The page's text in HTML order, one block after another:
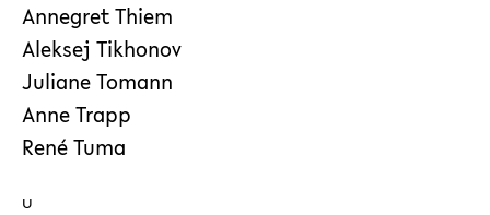
Annegret Thiem
Aleksej Tikhonov
Juliane Tomann
Anne Trapp
René Tuma
U